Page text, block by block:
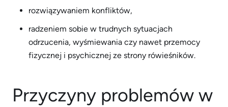
rozwiązywaniem konfliktów,
radzeniem sobie w trudnych sytuacjach
odrzucenia, wyśmiewania czy nawet przemocy
fizycznej i psychicznej ze strony rówieśników.
Przyczyny problemów w